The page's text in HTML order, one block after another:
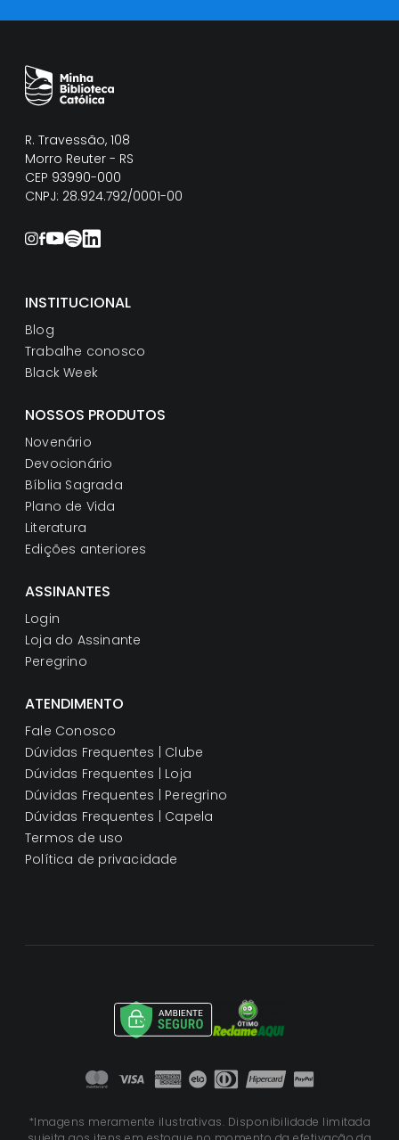
R. Travessão, 108
Morro Reuter - RS
CEP 93990-000
CNPJ: 28.924.792/0001-00
INSTITUCIONAL
Blog
Trabalhe conosco
Black Week
NOSSOS PRODUTOS
Novenário
Devocionário
Bíblia Sagrada
Plano de Vida
Literatura
Edições anteriores
ASSINANTES
Login
Loja do Assinante
Peregrino
ATENDIMENTO
Fale Conosco
Dúvidas Frequentes | Clube
Dúvidas Frequentes | Loja
Dúvidas Frequentes | Peregrino
Dúvidas Frequentes | Capela
Termos de uso
Política de privacidade
*Imagens meramente ilustrativas. Disponibilidade limitada